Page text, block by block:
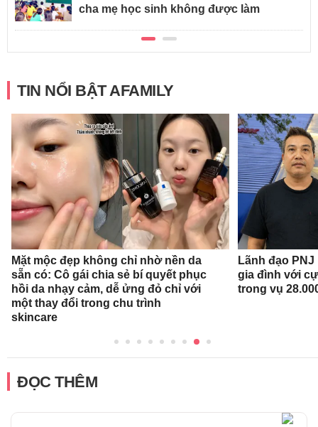
cha mẹ học sinh không được làm
TIN NỔI BẬT AFAMILY
Mặt mộc đẹp không chỉ nhờ nền da
sẵn có: Cô gái chia sẻ bí quyết phục
hồi da nhạy cảm, dễ ửng đỏ chỉ với
một thay đổi trong chu trình
skincare
Lãnh đạo
gia đình với
trong vụ
ĐỌC THÊM